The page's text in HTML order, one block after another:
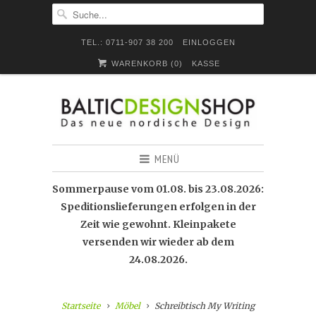
TEL.: 0711-907 38 200 EINLOGGEN
WARENKORB (0) KASSE
MENÜ
Sommerpause vom 01.08. bis 23.08.2026:
Speditionslieferungen erfolgen in der
Zeit wie gewohnt. Kleinpakete
versenden wir wieder ab dem
24.08.2026.
Startseite Möbel Schreibtisch My Writing